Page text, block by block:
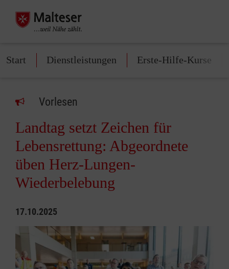
Start Dienstleistungen Erste-Hilfe-Kurse
Vorlesen
Landtag setzt Zeichen für
Lebensrettung: Abgeordnete
üben Herz-Lungen-
Wiederbelebung
17.10.2025